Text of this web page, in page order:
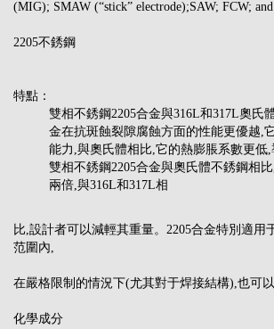
(MIG); SMAW (“stick” electrode);SAW; FCW;
2205不銹鋼
特點：
雙相不銹鋼2205合金與316L和317L奧氏
金在抗斑蝕裂隙腐蝕方面的性能更優越,
能力,與奧氏體相比,它的熱膨脹系數更低,
雙相不銹鋼2205合金與奧氏體不銹鋼相
兩倍,與316L和317L相
比,設計者可以減輕其重量。2205合金特別適用
范圍內,
在嚴格限制的情況下(尤其對于焊接結構),也可
化學成分